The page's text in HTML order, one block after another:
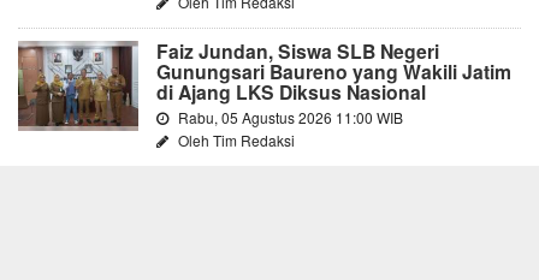
Faiz Jundan, Siswa SLB Negeri
Gunungsari Baureno yang Wakili Jatim
di Ajang LKS Diksus Nasional
Rabu, 05 Agustus 2026 11:00 WIB
Oleh Tim Redaksi